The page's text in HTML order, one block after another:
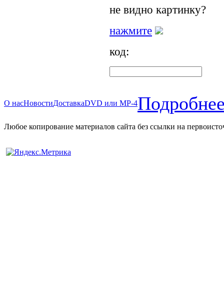
не видно картинку?
нажмите
код:
О насНовостиДоставкаDVD или MP-4
Любое копирование материалов сайта без ссылки на